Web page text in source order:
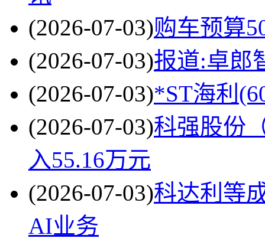
(2026-07-03)购车预算
(2026-07-03)报道:卓郎
(2026-07-03)*ST海利
(2026-07-03)科强股份
入55.16万元
(2026-07-03)科达利等
AI业务